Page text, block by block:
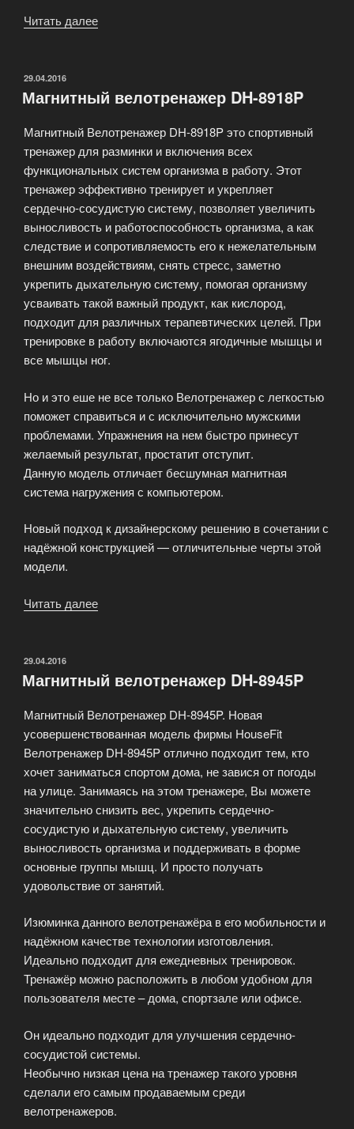
Читать далее
ОПУБЛИКОВАНО
29.04.2016
Магнитный велотренажер DH-8918P
Магнитный Велотренажер DH-8918P это спортивный
тренажер для разминки и включения всех
функциональных систем организма в работу. Этот
тренажер эффективно тренирует и укрепляет
сердечно-сосудистую систему, позволяет увеличить
выносливость и работоспособность организма, а как
следствие и сопротивляемость его к нежелательным
внешним воздействиям, снять стресс, заметно
укрепить дыхательную систему, помогая организму
усваивать такой важный продукт, как кислород,
подходит для различных терапевтических целей. При
тренировке в работу включаются ягодичные мышцы и
все мышцы ног.
Но и это еше не все только Велотренажер с легкостью
поможет справиться и с исключительно мужскими
проблемами. Упражнения на нем быстро принесут
желаемый результат, простатит отступит.
Данную модель отличает бесшумная магнитная
система нагружения с компьютером.
Новый подход к дизайнерскому решению в сочетании с
надёжной конструкцией — отличительные черты этой
модели.
Читать далее
ОПУБЛИКОВАНО
29.04.2016
Магнитный велотренажер DH-8945P
Магнитный Велотренажер DH-8945P. Новая
усовершенствованная модель фирмы HouseFit
Велотренажер DH-8945P отлично подходит тем, кто
хочет заниматься спортом дома, не завися от погоды
на улице. Занимаясь на этом тренажере, Вы можете
значительно снизить вес, укрепить сердечно-
сосудистую и дыхательную систему, увеличить
выносливость организма и поддерживать в форме
основные группы мышц. И просто получать
удовольствие от занятий.
Изюминка данного велотренажёра в его мобильности и
надёжном качестве технологии изготовления.
Идеально подходит для ежедневных тренировок.
Тренажёр можно расположить в любом удобном для
пользователя месте – дома, спортзале или офисе.
Он идеально подходит для улучшения сердечно-
сосудистой системы.
Необычно низкая цена на тренажер такого уровня
сделали его самым продаваемым среди
велотренажеров.